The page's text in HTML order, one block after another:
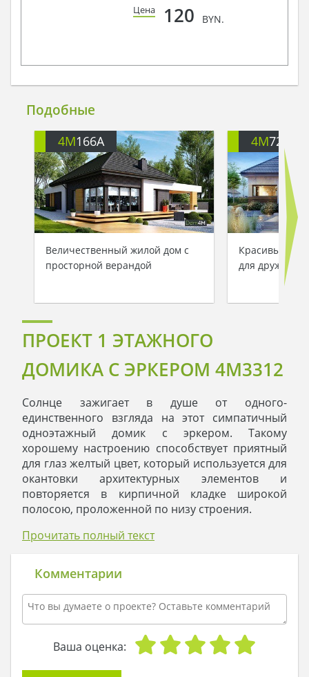
Цена 120 BYN.
Подобные
4M166A
Величественный жилой дом с
просторной верандой
4M722
Красивый
для дружной
ПРОЕКТ 1 ЭТАЖНОГО
ДОМИКА С ЭРКЕРОМ 4M3312
Солнце зажигает в душе от одного-
единственного взгляда на этот симпатичный
одноэтажный домик с эркером. Такому
хорошему настроению способствует приятный
для глаз желтый цвет, который используется для
окантовки архитектурных элементов и
повторяется в кирпичной кладке широкой
полосою, проложенной по низу строения.
зданию придают солидный вид и сходство с
по интересным картинкам из книг. Всю это
красоту одевает сверху коричневая сотканная
из черепиц крыша, которая только
подчеркивает солнечную направленность
В отличие от помечающей усадьбы при
Прочитать полный текст
Комментарии
Ваша оценка: